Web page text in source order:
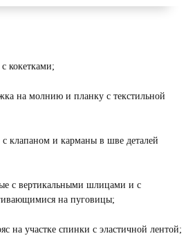
кокетками;
на молнию и планку с текстильной
клапаном и карманы в шве деталей
с вертикальными шлицами и с
на пуговицы;
на участке спинки с эластичной лентой;